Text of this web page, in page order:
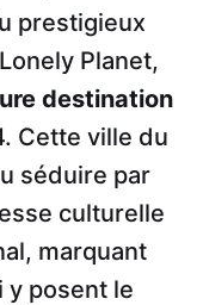
prestigieux
Planet,
destination
Cette ville du
séduire par
culturelle
marquant
y posent le